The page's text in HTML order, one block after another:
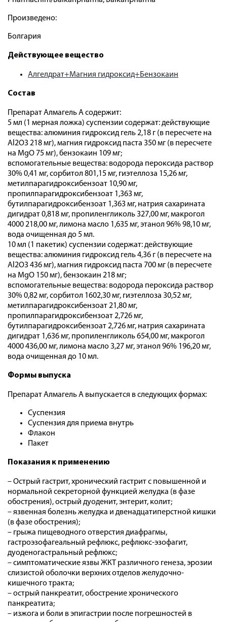
Произведено:
Болгария
Действующее вещество
Алгелдрат+Магния гидроксид+Бензокаин
Состав
Препарат Алмагель А содержит:
5 мл (1 мерная ложка) суспензии содержат: действующие
вещества: алюминия гидроксид гель 2,18 г (в пересчете на
Al2O3 218 мг), магния гидроксид паста 350 мг (в пересчете
на MgO 75 мг), бензокаин 109 мг;
вспомогательные вещества: водорода пероксида раствор
30% 0,41 мг, сорбитол 801,15 мг, гиэтеллоза 15,26 мг,
метилпарагидроксибензоат 10,90 мг,
пропилпарагидроксибензоат 1,363 мг,
бутилпарагидроксибензоат 1,363 мг, натрия сахарината
дигидрат 0,818 мг, пропиленгликоль 327,00 мг, макрогол
4000 218,00 мг, лимона масло 1,635 мг, этанол 96% 98,10 мг,
вода очищенная до 5 мл.
10 мл (1 пакетик) суспензии содержат: действующие
вещества: алюминия гидроксид гель 4,36 г (в пересчете на
Al2O3 436 мг), магния гидроксид паста 700 мг (в пересчете
на MgO 150 мг), бензокаин 218 мг;
вспомогательные вещества: водорода пероксида раствор
30% 0,82 мг, сорбитол 1602,30 мг, гиэтеллоза 30,52 мг,
метилпарагидроксибензоат 21,80 мг,
пропилпарагидроксибензоат 2,726 мг,
бутилпарагидроксибензоат 2,726 мг, натрия сахарината
дигидрат 1,636 мг, пропиленгликоль 654,00 мг, макрогол
4000 436,00 мг, лимона масло 3,27 мг, этанол 96% 196,20 мг,
вода очищенная до 10 мл.
Формы выпуска
Препарат Алмагель А выпускается в следующих формах:
Суспензия
Суспензия для приема внутрь
Флакон
Пакет
Показания к применению
– Острый гастрит, хронический гастрит с повышенной и
нормальной секреторной функцией желудка (в фазе
обострения), острый дуоденит, энтерит, колит;
– язвенная болезнь желудка и двенадцатиперстной кишки
(в фазе обострения);
– грыжа пищеводного отверстия диафрагмы,
гастроэзофагеальный рефлюкс, рефлюкс-эзофагит,
дуоденогастральный рефлюкс;
– симптоматические язвы ЖКТ различного генеза, эрозии
слизистой оболочки верхних отделов желудочно-
кишечного тракта;
– острый панкреатит, обострение хронического
панкреатита;
– изжога и боли в эпигастрии после погрешностей в